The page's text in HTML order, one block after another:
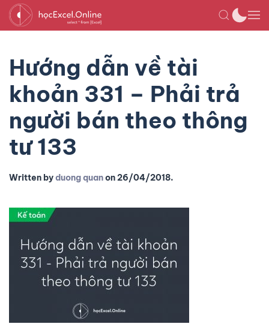
Hướng dẫn về tài
khoản 331 – Phải trả
người bán theo thông
tư 133
Written byduong quanon26/04/2018.